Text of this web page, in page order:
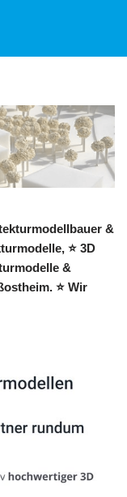
&
⭐ 3D
&
⭐ Wir